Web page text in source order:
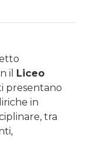
il Liceo
presentano
in
tra